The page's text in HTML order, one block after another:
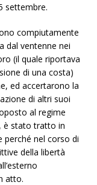
settembre.
compiutamente
dal ventenne nei
(il quale riportava
di una costa)
ed accertarono la
di altri suoi
al regime
è stato tratto in
perché nel corso di
della libertà
atto.